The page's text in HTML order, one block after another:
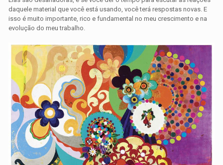
daquele material que você está usando, você terá respostas novas. E
isso é muito importante, rico e fundamental no meu crescimento e na
evolução do meu trabalho.